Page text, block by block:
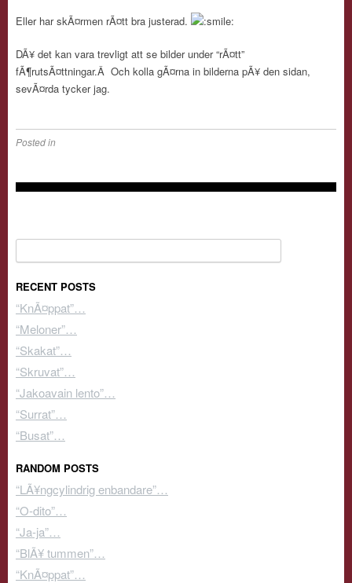
Eller har skÃ¤rmen rÃ¤tt bra justerad.
DÃ¥ det kan vara trevligt att se bilder under “rÃ¤tt”
fÃ¶rutsÃ¤ttningar.Â Och kolla gÃ¤rna in bilderna pÃ¥ den sidan,
sevÃ¤rda tycker jag.
Posted in
RECENT POSTS
“KnÃ¤ppat”…
“Meloner”…
“Skakat”…
“Skruvat”…
“Jakoavain lento”…
“Surrat”…
“Busat”…
RANDOM POSTS
“LÃ¥ngcylindrig enbandare”…
“O-dito”…
“Ja-ja”…
“BlÃ¥ tummen”…
“KnÃ¤ppat”…